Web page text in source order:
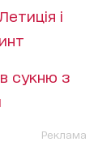
і
сукню з
Реклама